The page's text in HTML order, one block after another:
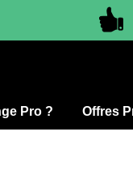
Pro ? Offres